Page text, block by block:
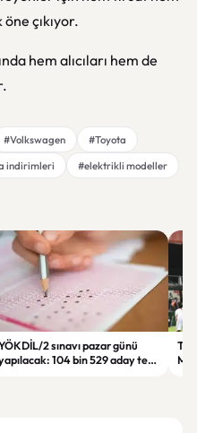
çıkıyor.
hem alıcıları hem de
#Volkswagen
#Toyota
indirimleri #elektrikli modeller
2 sınavı pazar günü
104 bin 529 aday ter